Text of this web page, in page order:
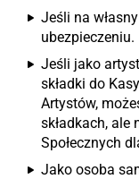
Jeśli na
ubezpieczeniu.
Jeśli jako
składki do
Artystów,
składkach, ale
Społecznych
Jako osoba